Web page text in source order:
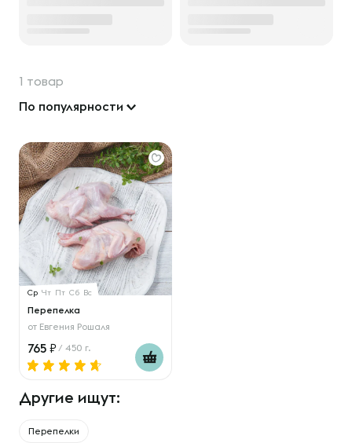
1 товар
По популярности
Ср Чт Пт Сб Вс
Перепелка
от Евгения Рошаля
765 / 450 г.
Другие ищут:
Перепелки